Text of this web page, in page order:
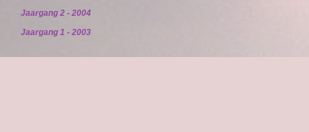
Jaargang 2 - 2004
Jaargang 1 - 2003